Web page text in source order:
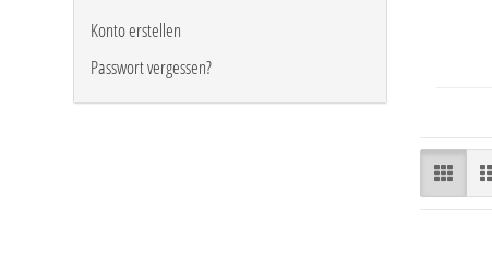
Konto erstellen
Passwort vergessen?